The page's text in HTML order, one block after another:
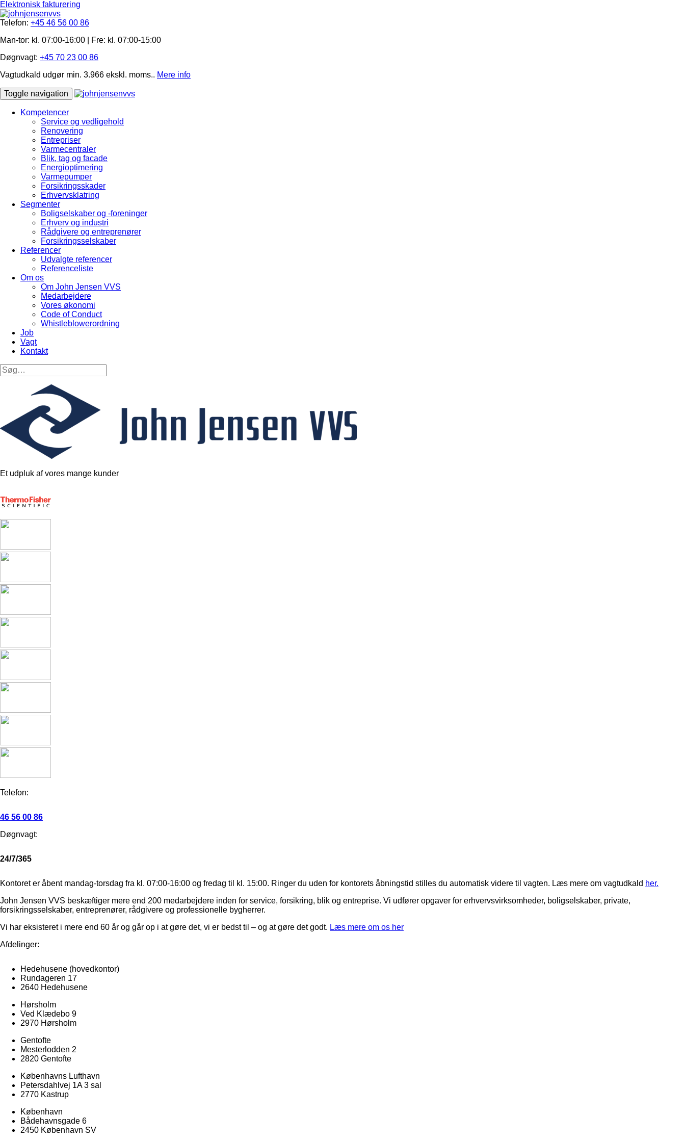
Elektronisk fakturering
Telefon: +45 46 56 00 86
Man-tor: kl. 07:00-16:00 | Fre: ​kl. 07:00-15​:00
Døgnvagt: +45 70 23 00 86
Vagtudkald udgør min. 3.966 ekskl. moms.. Mere info
Toggle navigation
Kompetencer
Service og vedligehold
Renovering
Entrepriser
Varmecentraler
Blik, tag og facade
Energioptimering
Varmepumper
Forsikringsskader
Erhvervsklatring
Segmenter
Boligselskaber og -foreninger
Erhverv og industri
Rådgivere og entreprenører
Forsikringsselskaber
Referencer
Udvalgte referencer
Referenceliste
Om os
Om John Jensen VVS
Medarbejdere
Vores økonomi
Code of Conduct
Whistleblowerordning
Job
Vagt
Kontakt
Et udpluk af vores mange kunder
Telefon:
46 56 00 86
Døgnvagt:
24/7/365
Kontoret er åbent mandag-torsdag fra kl. 07:00-16:00 og fredag til kl. 15:00. Ringer du uden for kontorets åbningstid stilles du automatisk videre til vagten. Læs mere om vagtudkald her.
John Jensen VVS beskæftiger mere end 200 medarbejdere inden for service, forsikring, blik og entreprise. Vi udfører opgaver for erhvervsvirksomheder, boligselskaber, private,
forsikringsselskaber, entreprenører, rådgivere og professionelle bygherrer.
Vi har eksisteret i mere end 60 år og går op i at gøre det, vi er bedst til – og at gøre det godt. Læs mere om os her
Afdelinger:
Hedehusene (hovedkontor)
Rundageren 17
2640 Hedehusene
Hørsholm
Ved Klædebo 9
2970 Hørsholm
Gentofte
Mesterlodden 2
2820 Gentofte
Københavns Lufthavn
Petersdahlvej 1A 3 sal
2770 Kastrup
København
Bådehavnsgade 6
2450 København SV